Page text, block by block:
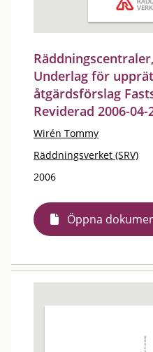
Underlag för
åtgärdsförslag
Reviderad 2006-04-
Wirén Tommy
Räddningsverket (SRV)
2006
Öppna